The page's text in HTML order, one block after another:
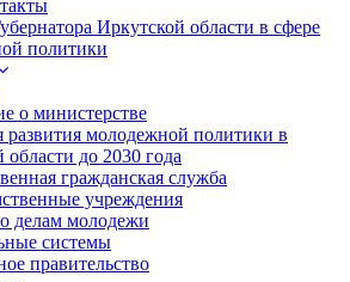
Иркутской области в сфере
политики
о министерстве
развития молодежной политики в
области до 2030 года
гражданская служба
учреждения
делам молодежи
системы
правительство